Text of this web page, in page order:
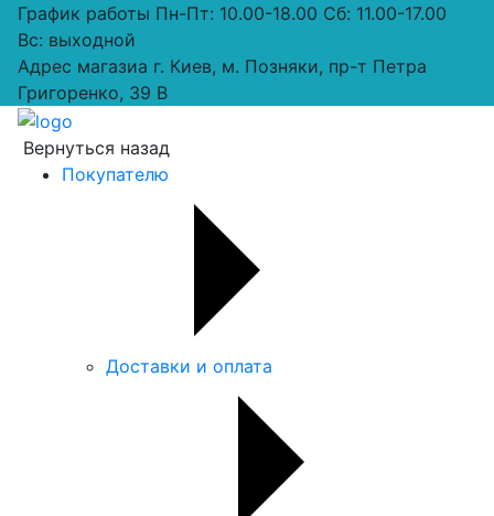
График работы Пн-Пт: 10.00-18.00 Сб: 11.00-17.00
Вс: выходной
Адрес магазиа г. Киев, м. Позняки, пр-т Петра
Григоренко, 39 В
Вернуться назад
Покупателю
Доставки и оплата